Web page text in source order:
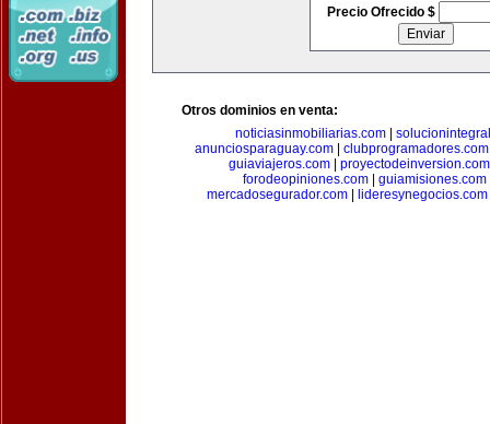
Precio Ofrecido $
Otros dominios en venta:
noticiasinmobiliarias.com
anunciosparaguay.com
clubprogramadores.com
guiaviajeros.com| proyectodeinversion.com
forodeopiniones.com
guiamisiones.com
mercadosegurador.com
lideresynegocios.com